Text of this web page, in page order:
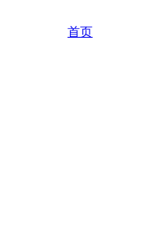
首页